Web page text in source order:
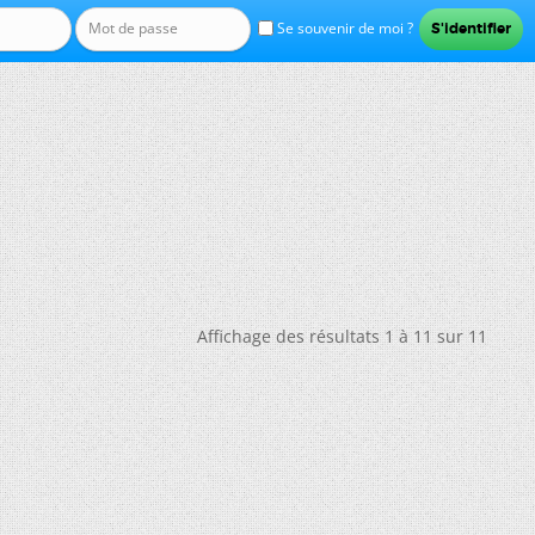
Se souvenir de moi ?
Affichage des résultats 1 à 11 sur 11